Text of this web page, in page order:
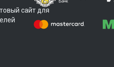
сайт для